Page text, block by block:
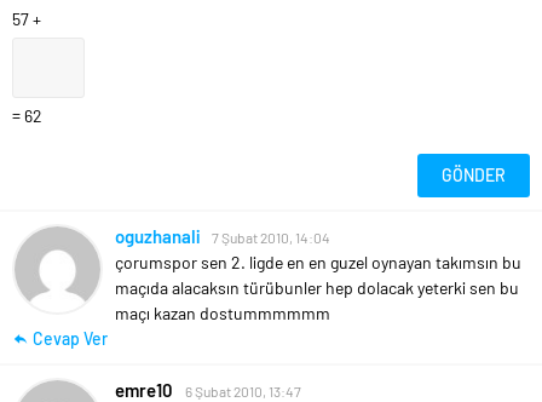
57 +
= 62
oguzhanali 7 Şubat 2010, 14:04
çorumspor sen 2. ligde en en guzel oynayan takımsın bu
maçıda alacaksın türübunler hep dolacak yeterki sen bu
maçı kazan dostummmmmm
Cevap Ver
emre10 6 Şubat 2010, 13:47